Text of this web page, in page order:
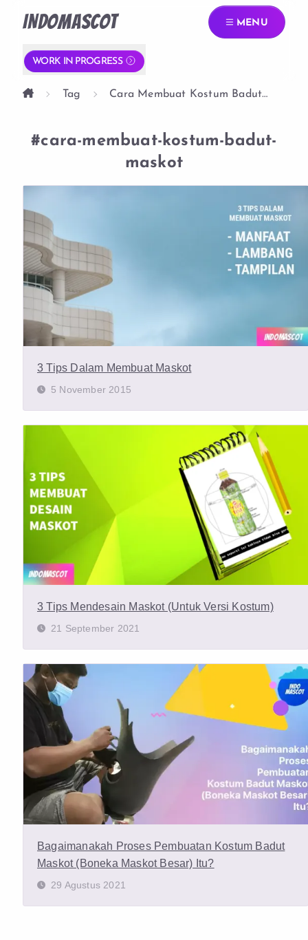
INDOMASCOT MENU
WORK IN PROGRESS
Tag
Cara Membuat Kostum Badut
#cara-membuat-kostum-badut-
maskot
3 Tips Dalam Membuat Maskot
5 November 2015
3 Tips Mendesain Maskot (Untuk Versi Kostum)
21 September 2021
Bagaimanakah Proses Pembuatan Kostum Badut
Maskot (Boneka Maskot Besar) Itu?
29 Agustus 2021